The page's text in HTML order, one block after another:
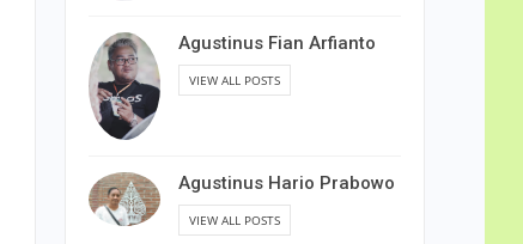
Agustinus Fian Arfianto
VIEW ALL POSTS
Agustinus Hario Prabowo
VIEW ALL POSTS